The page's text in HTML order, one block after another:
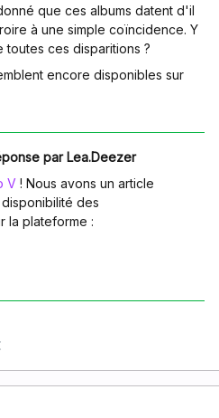
que ces albums datent d'il
à une simple coïncidence. Y
ces disparitions ?
encore disponibles sur
parLea.Deezer
V ! Nous avons un article
des
la plateforme :